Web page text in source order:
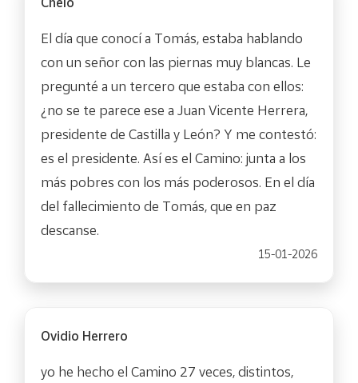
El día que conocí a Tomás, estaba hablando
con un señor con las piernas muy blancas. Le
pregunté a un tercero que estaba con ellos:
¿no se te parece ese a Juan Vicente Herrera,
presidente de Castilla y León? Y me contestó:
es el presidente. Así es el Camino: junta a los
más pobres con los más poderosos. En el día
del fallecimiento de Tomás, que en paz
descanse.
15-01-2026
Ovidio Herrero
yo he hecho el Camino 27 veces, distintos,